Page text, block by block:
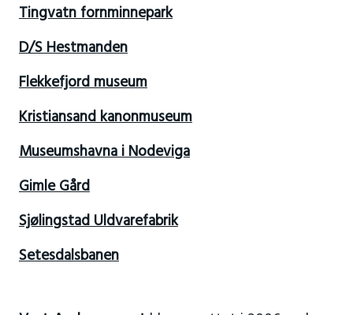
Tingvatn fornminnepark
D/S Hestmanden
Flekkefjord museum
Kristiansand kanonmuseum
Museumshavna i Nodeviga
Gimle Gård
Sjølingstad Uldvarefabrik
Setesdalsbanen